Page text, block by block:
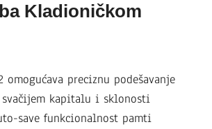
Kladioničkom
omogućava preciznu podešavanje
svačijem kapitalu i sklonosti
save funkcionalnost pamti